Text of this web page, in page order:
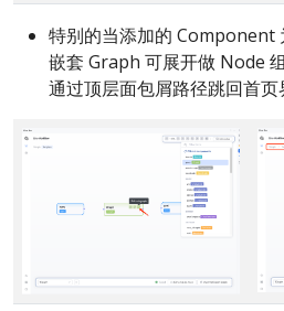
特别的当添加的 Component
嵌套 Graph 可展开做 Node
通过顶层面包屑路径跳回首页